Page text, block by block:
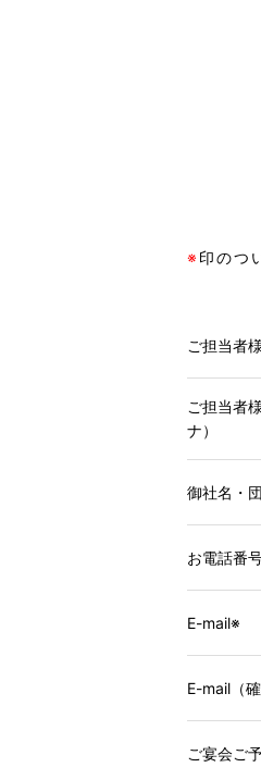
※ 印のつ
ご担当者
ご担当者
ナ）
御社名・
お電話番
E-mail※
E-mail（
ご宴会ご